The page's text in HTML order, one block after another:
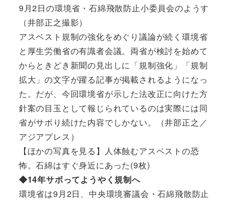
9月2日の環境省・石綿飛散防止小委員会のようす
（井部正之撮影）
アスベスト規制の強化をめぐり議論が続く環境省
と厚生労働省の有識者会議。両省が検討を始めて
からときどき新聞の見出しに「規制強化」「規制
拡大」の文字が躍る記事が掲載されるようになっ
た。だが、今回環境省が示した法改正に向けた方
針案の目玉として報じられているのは実際には同
省がサボり続けた内容でしかない。（井部正之／
アジアプレス）
【ほかの写真を見る】人体蝕むアスベストの恐
怖。石綿はすぐ身近にあった(9枚)
◆14年サボってようやく規制へ
環境省は9月2日、中央環境審議会・石綿飛散防止